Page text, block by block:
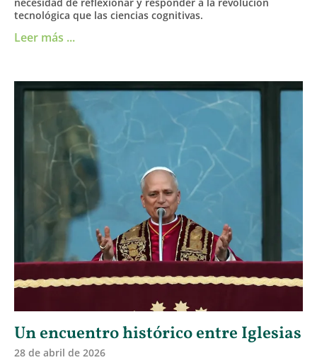
tecnológica que las ciencias cognitivas.
Leer más ...
Un encuentro histórico entre Iglesias
28 de abril de 2026